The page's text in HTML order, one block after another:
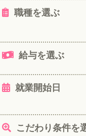
職種を選ぶ
給与を選ぶ
就業開始日
こだわり条件を